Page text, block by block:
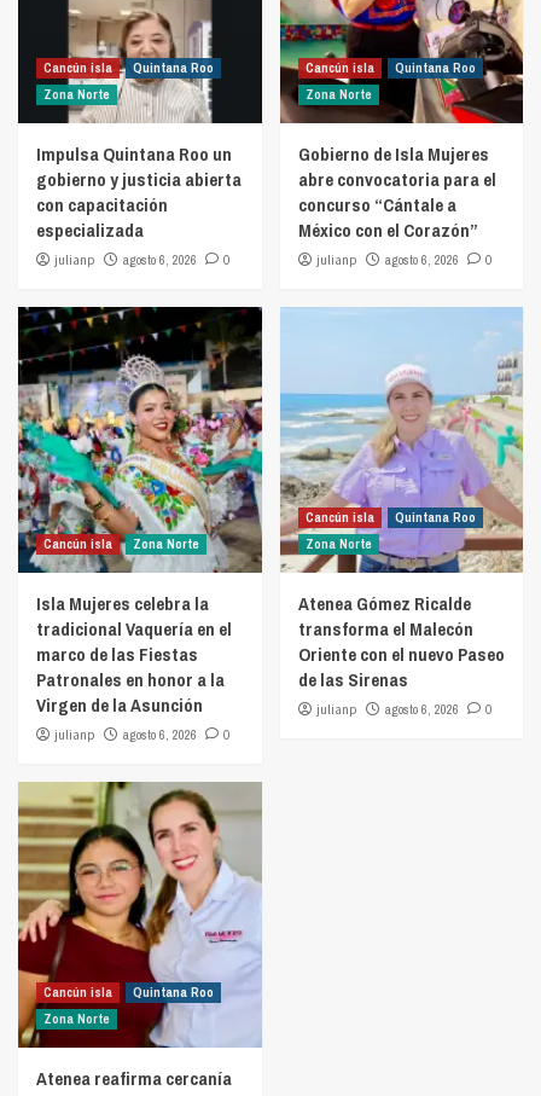
Cancún isla
Quintana Roo
Zona Norte
Impulsa Quintana Roo un
gobierno y justicia abierta
con capacitación
especializada
julianp agosto 6, 2026 0
Cancún isla
Quintana Roo
Zona Norte
Gobierno de Isla Mujeres
abre convocatoria para el
concurso “Cántale a
México con el Corazón”
julianp agosto 6, 2026 0
Cancún isla Zona Norte
Isla Mujeres celebra la
tradicional Vaquería en el
marco de las Fiestas
Patronales en honor a la
Virgen de la Asunción
julianp agosto 6, 2026 0
Cancún isla
Quintana Roo
Zona Norte
Atenea Gómez Ricalde
transforma el Malecón
Oriente con el nuevo Paseo
de las Sirenas
julianp agosto 6, 2026 0
Cancún isla
Quintana Roo
Zona Norte
Atenea reafirma cercanía